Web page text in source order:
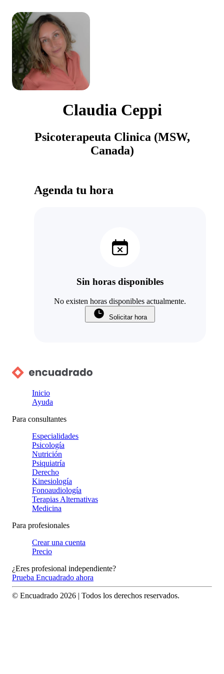
Claudia Ceppi
Psicoterapeuta Clinica (MSW,
Canada)
Agenda tu hora
Sin horas disponibles
No existen horas disponibles actualmente.
Solicitar hora
Inicio
Ayuda
Para consultantes
Especialidades
Psicología
Nutrición
Psiquiatría
Derecho
Kinesiología
Fonoaudiología
Terapias Alternativas
Medicina
Para profesionales
Crear una cuenta
Precio
¿Eres profesional independiente?
Prueba Encuadrado ahora
© Encuadrado 2026 | Todos los derechos reservados.